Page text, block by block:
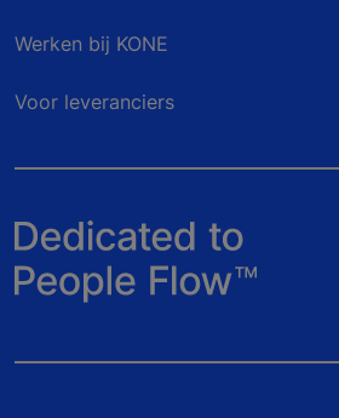
Werken bij KONE
Voor leveranciers